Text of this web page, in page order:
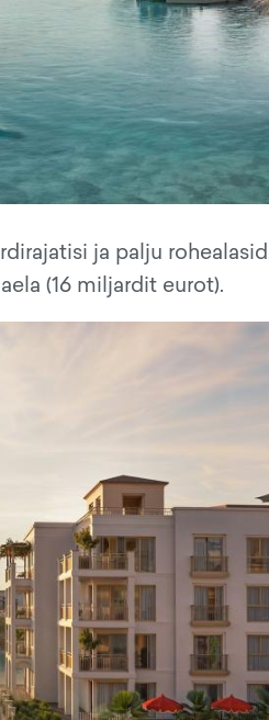
ja palju
(16 miljardit eurot).